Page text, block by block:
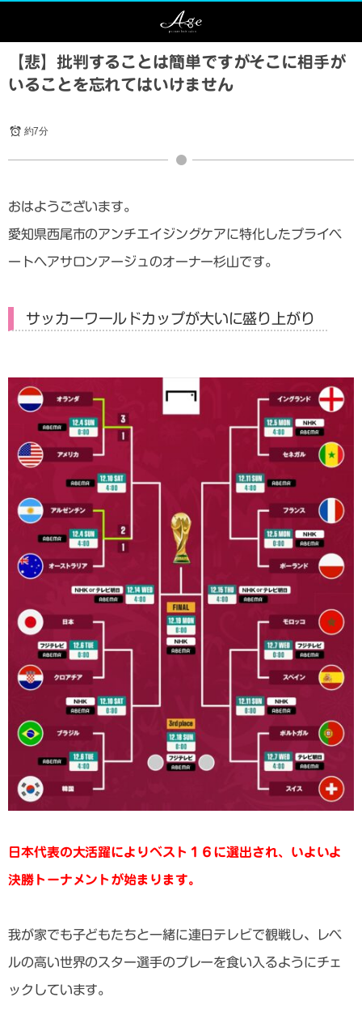
【悲】批判することは簡単ですがそこに相手が
いることを忘れてはいけません
約7分
おはようございます。
愛知県西尾市のアンチエイジングケアに特化したプライベ
ートヘアサロンアージュのオーナー杉山です。
サッカーワールドカップが大いに盛り上がり
日本代表の大活躍によりベスト１６に選出され、いよいよ
決勝トーナメントが始まります。
我が家でも子どもたちと一緒に連日テレビで観戦し、レベ
ルの高い世界のスター選手のプレーを食い入るようにチェ
ックしています。